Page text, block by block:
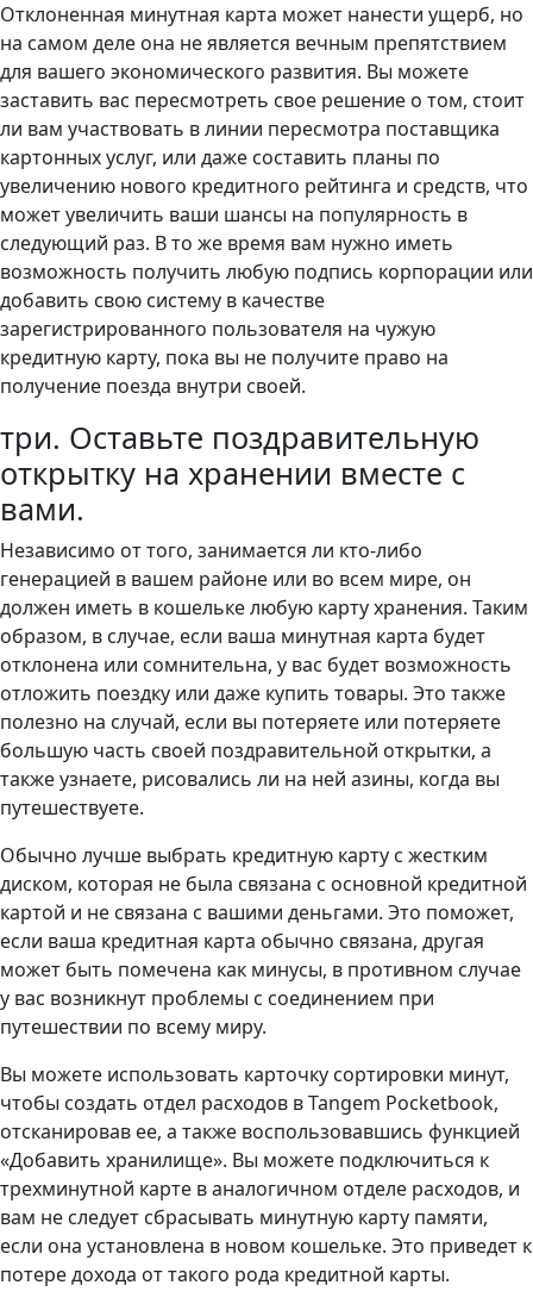
Отклоненная минутная карта может нанести ущерб, но
на самом деле она не является вечным препятствием
для вашего экономического развития. Вы можете
заставить вас пересмотреть свое решение о том, стоит
ли вам участвовать в линии пересмотра поставщика
картонных услуг, или даже составить планы по
увеличению нового кредитного рейтинга и средств, что
может увеличить ваши шансы на популярность в
следующий раз. В то же время вам нужно иметь
возможность получить любую подпись корпорации или
добавить свою систему в качестве
зарегистрированного пользователя на чужую
кредитную карту, пока вы не получите право на
получение поезда внутри своей.
три. Оставьте поздравительную
открытку на хранении вместе с
вами.
Независимо от того, занимается ли кто-либо
генерацией в вашем районе или во всем мире, он
должен иметь в кошельке любую карту хранения. Таким
образом, в случае, если ваша минутная карта будет
отклонена или сомнительна, у вас будет возможность
отложить поездку или даже купить товары. Это также
полезно на случай, если вы потеряете или потеряете
большую часть своей поздравительной открытки, а
также узнаете, рисовались ли на ней азины, когда вы
путешествуете.
Обычно лучше выбрать кредитную карту с жестким
диском, которая не была связана с основной кредитной
картой и не связана с вашими деньгами. Это поможет,
если ваша кредитная карта обычно связана, другая
может быть помечена как минусы, в противном случае
у вас возникнут проблемы с соединением при
путешествии по всему миру.
Вы можете использовать карточку сортировки минут,
чтобы создать отдел расходов в Tangem Pocketbook,
отсканировав ее, а также воспользовавшись функцией
«Добавить хранилище». Вы можете подключиться к
трехминутной карте в аналогичном отделе расходов, и
вам не следует сбрасывать минутную карту памяти,
если она установлена ​​в новом кошельке. Это приведет к
потере дохода от такого рода кредитной карты.